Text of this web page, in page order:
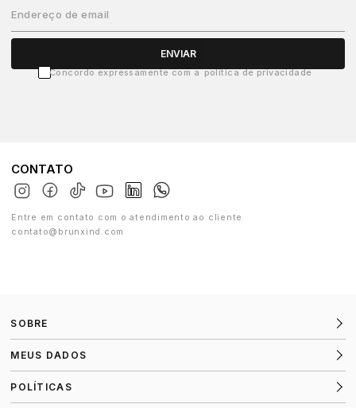
Endereço de email
ENVIAR
Concordo expressamente com a política de privacidade
CONTATO
Entre em contato com o atendimento ao cliente
contato@brunxind.com
SOBRE
MEUS DADOS
POLÍTICAS